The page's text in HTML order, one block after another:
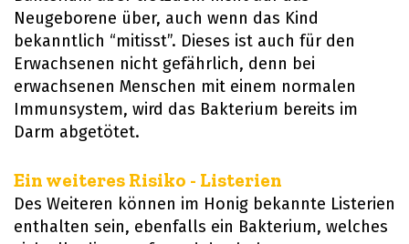
Neugeborene über, auch wenn das Kind
bekanntlich “mitisst”. Dieses ist auch für den
Erwachsenen nicht gefährlich, denn bei
erwachsenen Menschen mit einem normalen
Immunsystem, wird das Bakterium bereits im
Darm abgetötet.
Ein weiteres Risiko - Listerien
Des Weiteren können im Honig bekannte Listerien
enthalten sein, ebenfalls ein Bakterium, welches